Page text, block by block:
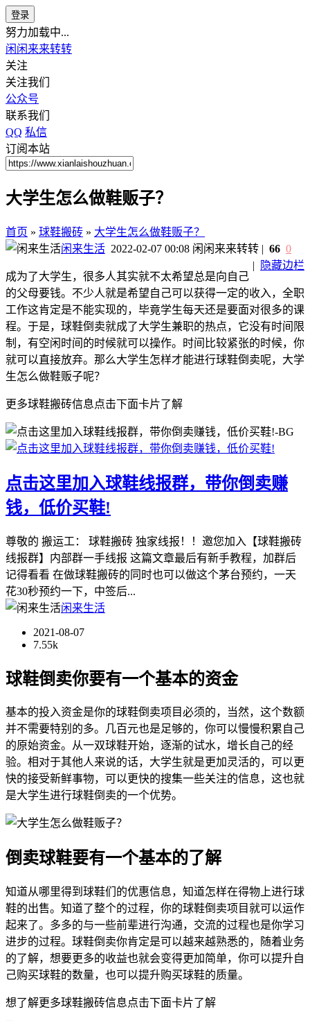
登录
努力加载中...
闲闲来来转转
关注
关注我们
公众号
联系我们
QQ 私信
订阅本站
大学生怎么做鞋贩子？
首页 » 球鞋搬砖 » 大学生怎么做鞋贩子？
闲来生活 2022-02-07 00:08 闲闲来来转转
|
隐藏边栏
| 66 0
成为了大学生，很多人其实就不太希望总是向自己
的父母要钱。不少人就是希望自己可以获得一定的收入，全职
工作这肯定是不能实现的，毕竟学生每天还是要面对很多的课
程。于是，球鞋倒卖就成了大学生兼职的热点，它没有时间限
制，有空闲时间的时候就可以操作。时间比较紧张的时候，你
就可以直接放弃。那么大学生怎样才能进行球鞋倒卖呢，大学
生怎么做鞋贩子呢？
更多球鞋搬砖信息点击下面卡片了解
点击这里加入球鞋线报群，带你倒卖赚
钱，低价买鞋!
尊敬的 搬运工： 球鞋搬砖 独家线报！！邀您加入【球鞋搬砖
线报群】内部群一手线报 这篇文章最后有新手教程，加群后
记得看看 在做球鞋搬砖的同时也可以做这个茅台预约，一天
花30秒预约一下，中签后...
闲来生活
2021-08-07
7.55k
球鞋倒卖你要有一个基本的资金
基本的投入资金是你的球鞋倒卖项目必须的，当然，这个数额
并不需要特别的多。几百元也是足够的，你可以慢慢积累自己
的原始资金。从一双球鞋开始，逐渐的试水，增长自己的经
验。相对于其他人来说的话，大学生就是更加灵活的，可以更
快的接受新鲜事物，可以更快的搜集一些关注的信息，这也就
是大学生进行球鞋倒卖的一个优势。
倒卖球鞋要有一个基本的了解
知道从哪里得到球鞋们的优惠信息，知道怎样在得物上进行球
鞋的出售。知道了整个的过程，你的球鞋倒卖项目就可以运作
起来了。多多的与一些前辈进行沟通，交流的过程也是你学习
进步的过程。球鞋倒卖你肯定是可以越来越熟悉的，随着业务
的了解，想要更多的收益也就会变得更加简单，你可以提升自
己购买球鞋的数量，也可以提升购买球鞋的质量。
想了解更多球鞋搬砖信息点击下面卡片了解